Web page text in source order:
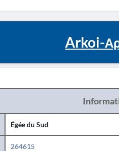
Arkoi-
Égée du Sud
264615